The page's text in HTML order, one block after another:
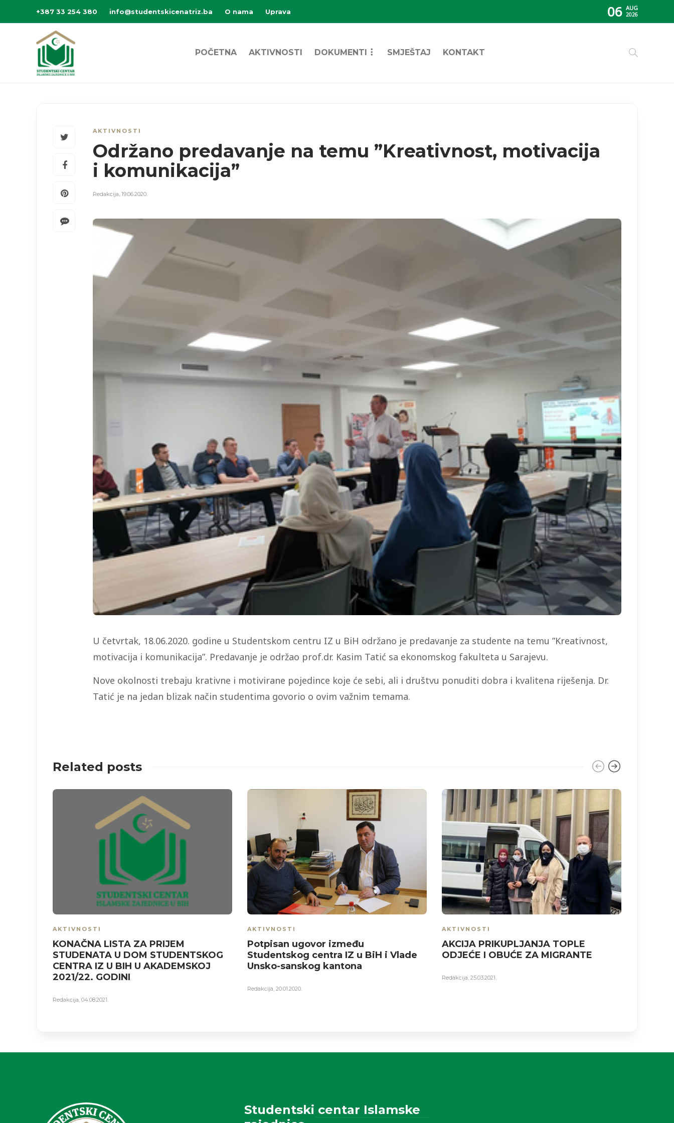
+387 33 254 380 info@studentskicenatriz.ba O nama Uprava 06 AUG
2026
POČETNA AKTIVNOSTI DOKUMENTI SMJEŠTAJ KONTAKT
AKTIVNOSTI
Održano predavanje na temu ”Kreativnost, motivacija
i komunikacija”
Redakcija, 19.06.2020.
U četvrtak, 18.06.2020. godine u Studentskom centru IZ u BiH održano je predavanje za studente na temu ”Kreativnost,
motivacija i komunikacija”. Predavanje je održao prof.dr. Kasim Tatić sa ekonomskog fakulteta u Sarajevu.
Nove okolnosti trebaju krativne i motivirane pojedince koje će sebi, ali i društvu ponuditi dobra i kvalitena riješenja. Dr.
Tatić je na jedan blizak način studentima govorio o ovim važnim temama.
Related posts
AKTIVNOSTI
KONAČNA LISTA ZA PRIJEM
STUDENATA U DOM STUDENTSKOG
CENTRA IZ U BIH U AKADEMSKOJ
2021/22. GODINI
Redakcija, 04.08.2021.
AKTIVNOSTI
Potpisan ugovor između
Studentskog centra IZ u BiH i Vlade
Unsko-sanskog kantona
Redakcija, 20.01.2020.
AKTIVNOSTI
AKCIJA PRIKUPLJANJA TOPLE
ODJEĆE I OBUĆE ZA MIGRANTE
Redakcija, 25.03.2021.
Studentski centar Islamske